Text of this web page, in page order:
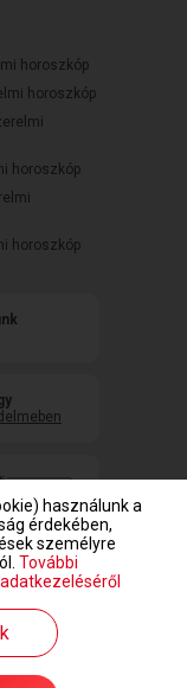
horoszkóp
horoszkóp
horoszkóp
horoszkóp
Central Europe Zrt.
használunk a
érdekében,
személyre
További